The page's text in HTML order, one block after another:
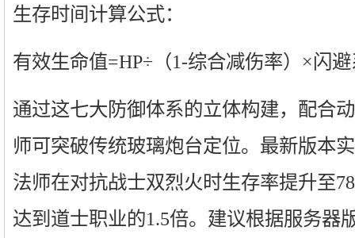
生存时间计算公式：
有效生命值=HP÷（1-综合减伤率）×闪
通过这七大防御体系的立体构建，配合
师可突破传统玻璃炮台定位。最新版本
法师在对抗战士双烈火时生存率提升至
达到道士职业的1.5倍。建议根据服务器